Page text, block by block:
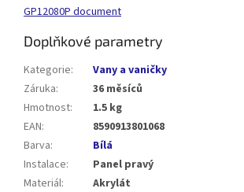
GP12080P document
Doplňkové parametry
Kategorie:
Vany a vaničky
Záruka:
36 měsíců
Hmotnost:
1.5 kg
EAN:
8590913801068
Barva:
Bílá
Instalace:
Panel pravý
Materiál:
Akrylát